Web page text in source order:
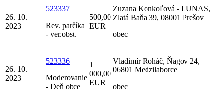
26. 10.
2023
523337
Rev. parčíka
- ver.obst.
500,00
EUR
Zuzana Konkoľová - LUNAS,
Zlatá Baňa 39, 08001 Prešov
obec
26. 10.
2023
523336
Moderovanie
- Deň obce
1
000,00
EUR
Vladimír Roháč, Ňagov 24,
06801 Medzilaborce
obec